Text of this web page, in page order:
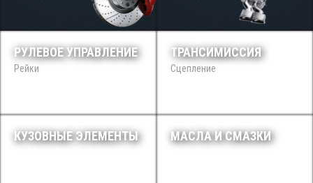
РУЛЕВОЕ УПРАВЛЕНИЕ
Рейки
ТРАНСИМИССИЯ
Сцепление
КУЗОВНЫЕ ЭЛЕМЕНТЫ МАСЛА И СМАЗКИ